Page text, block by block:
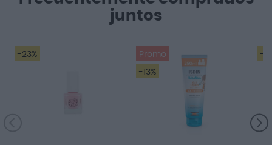
juntos
-23% Promo
-13%
-